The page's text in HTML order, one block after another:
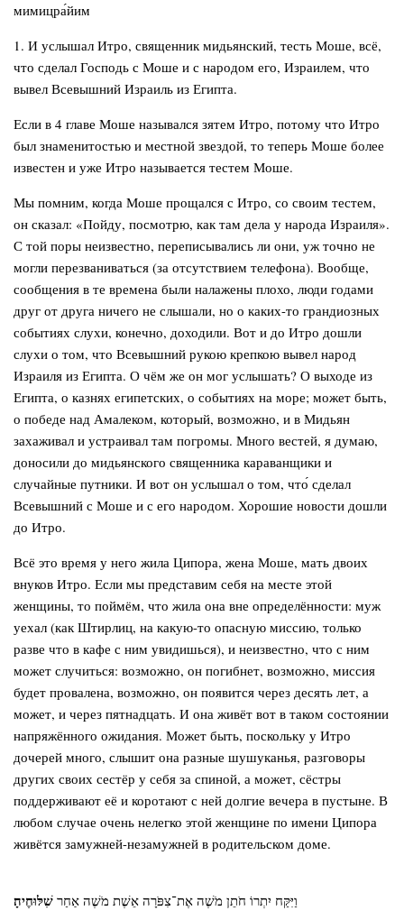
мимицра́йим
1. И услышал Итро, священник мидьянский, тесть Моше, всё,
что сделал Господь с Моше и с народом его, Израилем, что
вывел Всевышний Израиль из Египта.
Если в 4 главе Моше назывался зятем Итро, потому что Итро
был знаменитостью и местной звездой, то теперь Моше более
известен и уже Итро называется тестем Моше.
Мы помним, когда Моше прощался с Итро, со своим тестем,
он сказал: «Пойду, посмотрю, как там дела у народа Израиля».
С той поры неизвестно, переписывались ли они, уж точно не
могли перезваниваться (за отсутствием телефона). Вообще,
сообщения в те времена были налажены плохо, люди годами
друг от друга ничего не слышали, но о каких-то грандиозных
событиях слухи, конечно, доходили. Вот и до Итро дошли
слухи о том, что Всевышний рукою крепкою вывел народ
Израиля из Египта. О чём же он мог услышать? О выходе из
Египта, о казнях египетских, о событиях на море; может быть,
о победе над Амалеком, который, возможно, и в Мидьян
захаживал и устраивал там погромы. Много вестей, я думаю,
доносили до мидьянского священника караванщики и
случайные путники. И вот он услышал о том, что́ сделал
Всевышний с Моше и с его народом. Хорошие новости дошли
до Итро.
Всё это время у него жила Ципора, жена Моше, мать двоих
внуков Итро. Если мы представим себя на месте этой
женщины, то поймём, что жила она вне определённости: муж
уехал (как Штирлиц, на какую-то опасную миссию, только
разве что в кафе с ним увидишься), и неизвестно, что с ним
может случиться: возможно, он погибнет, возможно, миссия
будет провалена, возможно, он появится через десять лет, а
может, и через пятнадцать. И она живёт вот в таком состоянии
напряжённого ожидания. Может быть, поскольку у Итро
дочерей много, слышит она разные шушуканья, разговоры
других своих сестёр у себя за спиной, а может, сёстры
поддерживают её и коротают с ней долгие вечера в пустыне. В
любом случае очень нелегко этой женщине по имени Ципора
живётся замужней-незамужней в родительском доме.
וַיִּקַּח יִתְרוֹ חֹתֵן מֹשֶׁה אֶת־צִפֹּרָה אֵשֶׁת מֹשֶׁה אַחַר שִׁלּוּחֶיהָ